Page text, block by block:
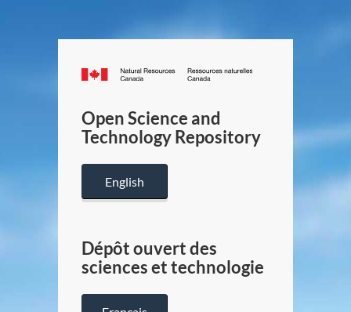
Canada.ca
/
Canada
Open Science and
Technology Repository
English
Dépôt ouvert des
sciences et technologie